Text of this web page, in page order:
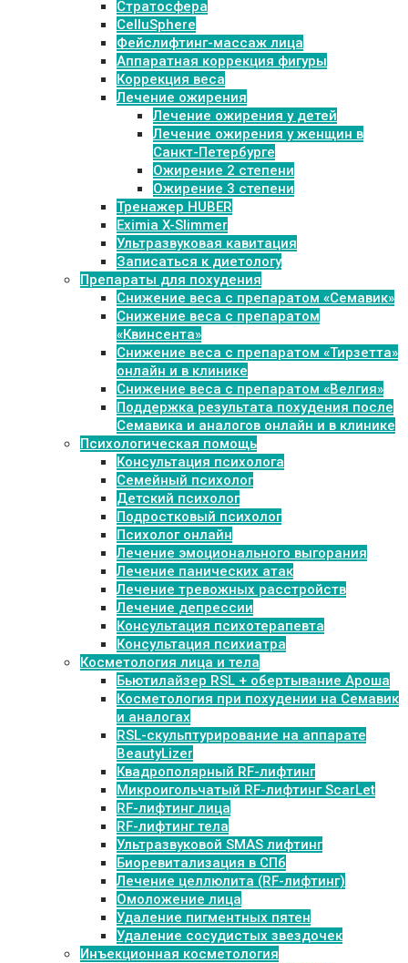
Стратосфера
CelluSphere
Фейслифтинг-массаж лица
Аппаратная коррекция фигуры
Коррекция веса
Лечение ожирения
Лечение ожирения у детей
Лечение ожирения у женщин в
Санкт-Петербурге
Ожирение 2 степени
Ожирение 3 степени
Тренажер HUBER
Eximia X-Slimmer
Ультразвуковая кавитация
Записаться к диетологу
Препараты для похудения
Cнижение веса с препаратом «Семавик»
Снижение веса с препаратом
«Квинсента»
Снижение веса с препаратом «Тирзетта»
онлайн и в клинике
Снижение веса с препаратом «Велгия»
Поддержка результата похудения после
Семавика и аналогов онлайн и в клинике
Психологическая помощь
Консультация психолога
Семейный психолог
Детский психолог
Подростковый психолог
Психолог онлайн
Лечение эмоционального выгорания
Лечение панических атак
Лечение тревожных расстройств
Лечение депрессии
Консультация психотерапевта
Консультация психиатра
Косметология лица и тела
Бьютилайзер RSL + обертывание Ароша
Косметология при похудении на Семавик
и аналогах
RSL-скульптурирование на аппарате
BeautyLizer
Квадрополярный RF-лифтинг
Микроигольчатый RF-лифтинг ScarLet
RF-лифтинг лица
RF-лифтинг тела
Ультразвуковой SMAS лифтинг
Биоревитализация в СПб
Лечение целлюлита (RF-лифтинг)
Омоложение лица
Удаление пигментных пятен
Удаление сосудистых звездочек
Инъекционная косметология